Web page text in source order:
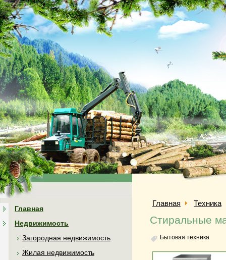
Главная
Недвижимость
Загородная недвижимость
Жилая недвижимость
Главная Техника
Стиральные
Бытовая техника